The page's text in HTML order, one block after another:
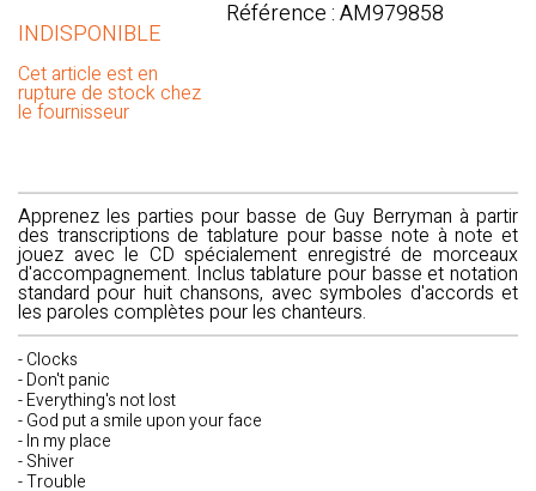
INDISPONIBLE
Cet article est en
rupture de stock chez
le fournisseur
Référence : AM979858
Apprenez les parties pour basse de Guy Berryman à partir
des transcriptions de tablature pour basse note à note et
jouez avec le CD spécialement enregistré de morceaux
d'accompagnement. Inclus tablature pour basse et notation
standard pour huit chansons, avec symboles d'accords et
les paroles complètes pour les chanteurs.
- Clocks
- Don't panic
- Everything's not lost
- God put a smile upon your face
- In my place
- Shiver
- Trouble